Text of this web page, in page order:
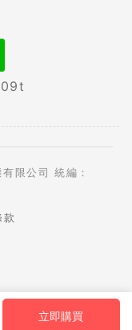
立即購買
限公司 統編：
款